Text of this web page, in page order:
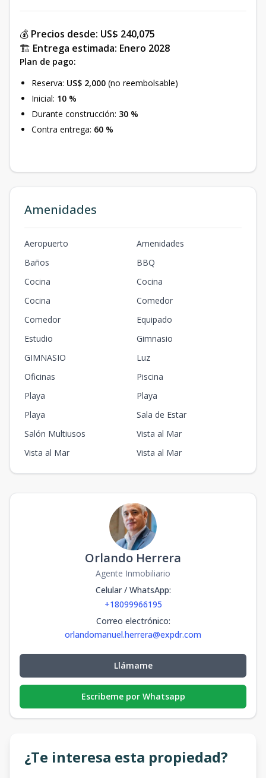
💰 Precios desde: US$ 240,075
🏗️ Entrega estimada: Enero 2028
Plan de pago:
Reserva: US$ 2,000 (no reembolsable)
Inicial: 10 %
Durante construcción: 30 %
Contra entrega: 60 %
Amenidades
Aeropuerto
Amenidades
Baños
BBQ
Cocina
Cocina
Cocina
Comedor
Comedor
Equipado
Estudio
Gimnasio
GIMNASIO
Luz
Oficinas
Piscina
Playa
Playa
Playa
Sala de Estar
Salón Multiusos
Vista al Mar
Vista al Mar
Vista al Mar
Orlando Herrera
Agente Inmobiliario
Celular / WhatsApp:
+18099966195
Correo electrónico:
orlandomanuel.herrera@expdr.com
Llámame
Escribeme por Whatsapp
¿Te interesa esta propiedad?